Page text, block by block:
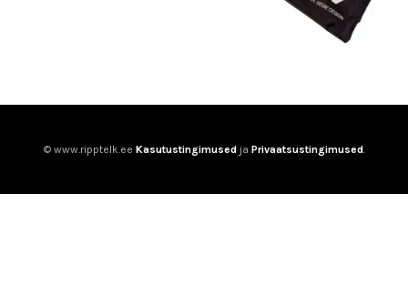
© www.ripptelk.ee Kasutustingimusedja Privaatsustingimused.